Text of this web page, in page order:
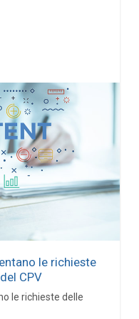
le richieste
CPV
le richieste delle